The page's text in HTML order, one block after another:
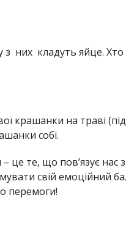
з них кладуть яйце.
крашанки на траві
собі.
– це те, що пов’язує
свій емоційний
перемоги!